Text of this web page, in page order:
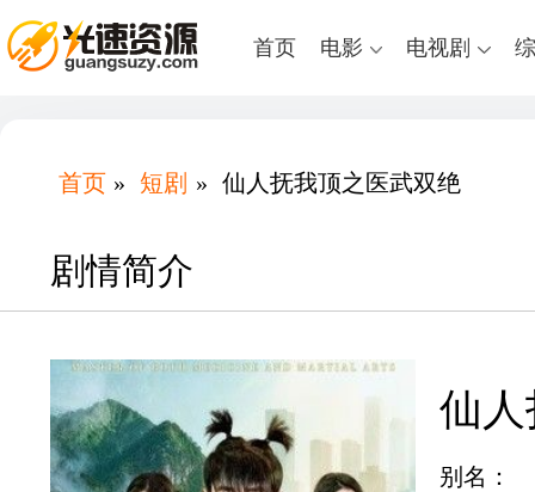
首页 电影 电视剧
首页 » 短剧 » 仙人抚我顶之医武双绝
剧情简介
仙
别名：